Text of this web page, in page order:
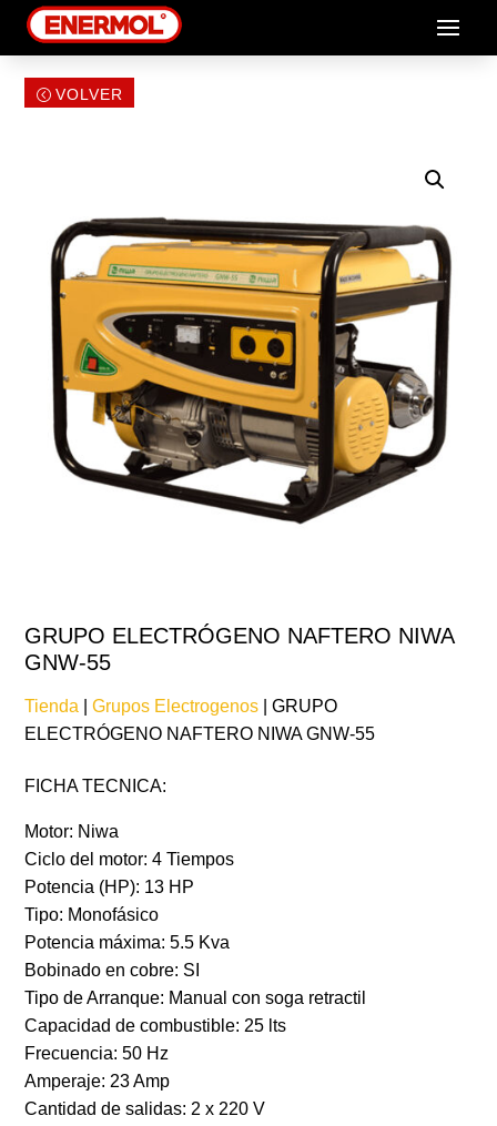
VOLVER
GRUPO ELECTRÓGENO NAFTERO NIWA
GNW-55
Tienda |Grupos Electrogenos | GRUPO
ELECTRÓGENO NAFTERO NIWA GNW-55
FICHA TECNICA:
Motor: Niwa
Ciclo del motor: 4 Tiempos
Potencia (HP): 13 HP
Tipo: Monofásico
Potencia máxima: 5.5 Kva
Bobinado en cobre: SI
Tipo de Arranque: Manual con soga retractil
Capacidad de combustible: 25 lts
Frecuencia: 50 Hz
Amperaje: 23 Amp
Cantidad de salidas: 2 x 220 V